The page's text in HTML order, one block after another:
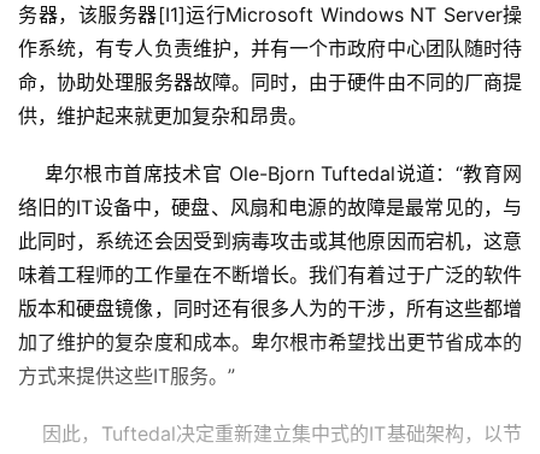
务器，该服务器[I1]运行Microsoft Windows NT Server操
作系统，有专人负责维护，并有一个市政府中心团队随时待
命，协助处理服务器故障。同时，由于硬件由不同的厂商提
供，维护起来就更加复杂和昂贵。
卑尔根市首席技术官 Ole-Bjorn Tuftedal说道：“教育网
络旧的IT设备中，硬盘、风扇和电源的故障是最常见的，与
此同时，系统还会因受到病毒攻击或其他原因而宕机，这意
味着工程师的工作量在不断增长。我们有着过于广泛的软件
版本和硬盘镜像，同时还有很多人为的干涉，所有这些都增
加了维护的复杂度和成本。卑尔根市希望找出更节省成本的
方式来提供这些IT服务。”
因此，Tuftedal决定重新建立集中式的IT基础架构，以节